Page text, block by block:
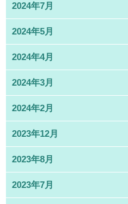
2024年7月
2024年5月
2024年4月
2024年3月
2024年2月
2023年12月
2023年8月
2023年7月